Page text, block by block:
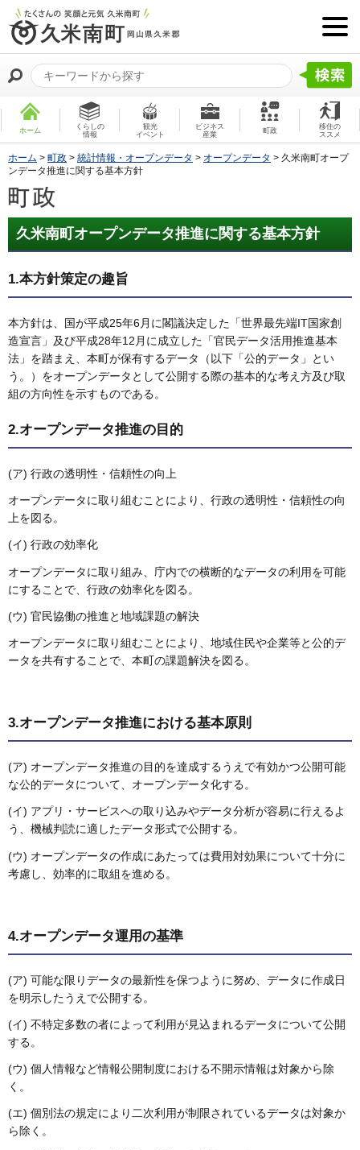
ホーム
くらしの
情報
観光
イベント
ビジネス
産業
町政
移住の
ススメ
ホーム > 町政 > 統計情報・オープンデータ > オープンデータ > 久米南町オープ
ンデータ推進に関する基本方針
久米南町オープンデータ推進に関する基本方針
1.本方針策定の趣旨
本方針は、国が平成25年6月に閣議決定した「世界最先端IT国家創
造宣言」及び平成28年12月に成立した「官民データ活用推進基本
法」を踏まえ、本町が保有するデータ（以下「公的データ」とい
う。）をオープンデータとして公開する際の基本的な考え方及び取
組の方向性を示すものである。
2.オープンデータ推進の目的
(ア) 行政の透明性・信頼性の向上
オープンデータに取り組むことにより、行政の透明性・信頼性の向
上を図る。
(イ) 行政の効率化
オープンデータに取り組み、庁内での横断的なデータの利用を可能
にすることで、行政の効率化を図る。
(ウ) 官民協働の推進と地域課題の解決
オープンデータに取り組むことにより、地域住民や企業等と公的デ
ータを共有することで、本町の課題解決を図る。
3.オープンデータ推進における基本原則
(ア) オープンデータ推進の目的を達成するうえで有効かつ公開可能
な公的データについて、オープンデータ化する。
(イ) アプリ・サービスへの取り込みやデータ分析が容易に行えるよ
う、機械判読に適したデータ形式で公開する。
(ウ) オープンデータの作成にあたっては費用対効果について十分に
考慮し、効率的に取組を進める。
4.オープンデータ運用の基準
(ア) 可能な限りデータの最新性を保つように努め、データに作成日
を明示したうえで公開する。
(イ) 不特定多数の者によって利用が見込まれるデータについて公開
する。
(ウ) 個人情報など情報公開制度における不開示情報は対象から除
く。
(エ) 個別法の規定により二次利用が制限されているデータは対象か
ら除く。